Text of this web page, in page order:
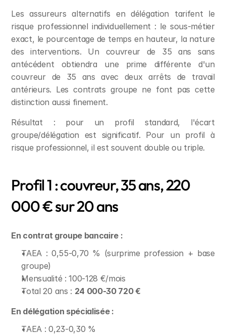
Les assureurs alternatifs en délégation tarifent le
risque professionnel individuellement : le sous-métier
exact, le pourcentage de temps en hauteur, la nature
des interventions. Un couvreur de 35 ans sans
antécédent obtiendra une prime différente d'un
couvreur de 35 ans avec deux arrêts de travail
antérieurs. Les contrats groupe ne font pas cette
distinction aussi finement.
Résultat : pour un profil standard, l'écart
groupe/délégation est significatif. Pour un profil à
risque professionnel, il est souvent double ou triple.
Profil 1 : couvreur, 35 ans, 220
000 € sur 20 ans
En contrat groupe bancaire :
TAEA : 0,55-0,70 % (surprime profession + base
groupe)
Mensualité : 100-128 €/mois
Total 20 ans : 24 000-30 720 €
En délégation spécialisée :
TAEA : 0,23-0,30 %